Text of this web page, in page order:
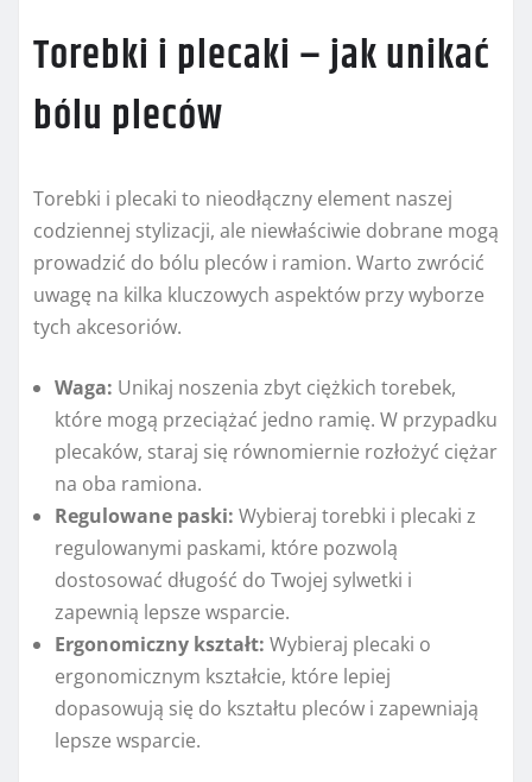
Torebki i plecaki – jak unikać
bólu pleców
Torebki i plecaki to nieodłączny element naszej
codziennej stylizacji, ale niewłaściwie dobrane mogą
prowadzić do bólu pleców i ramion. Warto zwrócić
uwagę na kilka kluczowych aspektów przy wyborze
tych akcesoriów.
Waga: Unikaj noszenia zbyt ciężkich torebek,
które mogą przeciążać jedno ramię. W przypadku
plecaków, staraj się równomiernie rozłożyć ciężar
na oba ramiona.
Regulowane paski: Wybieraj torebki i plecaki z
regulowanymi paskami, które pozwolą
dostosować długość do Twojej sylwetki i
zapewnią lepsze wsparcie.
Ergonomiczny kształt: Wybieraj plecaki o
ergonomicznym kształcie, które lepiej
dopasowują się do kształtu pleców i zapewniają
lepsze wsparcie.